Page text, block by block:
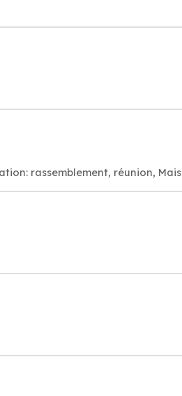
rassemblement, réunion, Mais